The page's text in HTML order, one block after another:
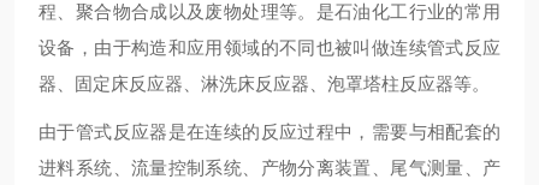
程、聚合物合成以及废物处理等。是石油化工行业的常用
设备，由于构造和应用领域的不同也被叫做连续管式反应
器、固定床反应器、淋洗床反应器、泡罩塔柱反应器等。
由于管式反应器是在连续的反应过程中，需要与相配套的
进料系统、流量控制系统、产物分离装置、尾气测量、产